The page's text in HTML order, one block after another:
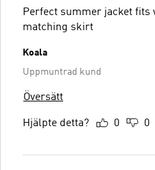
Perfect summer jacket
matching skirt
Koala
Uppmuntrad kund
Översätt
Hjälpte detta? 0 0